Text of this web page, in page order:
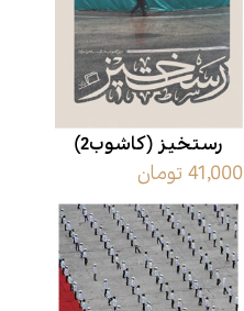
رستخیز (کاشوب2)
41,000 تومان